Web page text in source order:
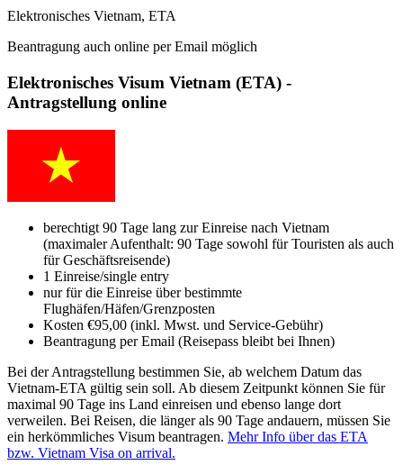
Elektronisches Vietnam, ETA
Beantragung auch online per Email möglich
Elektronisches Visum Vietnam (ETA) -
Antragstellung online
berechtigt 90 Tage lang zur Einreise nach Vietnam
(maximaler Aufenthalt: 90 Tage sowohl für Touristen als auch
für Geschäftsreisende)
1 Einreise/single entry
nur für die Einreise über bestimmte
Flughäfen/Häfen/Grenzposten
Kosten €95,00 (inkl. Mwst. und Service-Gebühr)
Beantragung per Email (Reisepass bleibt bei Ihnen)
Bei der Antragstellung bestimmen Sie, ab welchem Datum das
Vietnam-ETA gültig sein soll. Ab diesem Zeitpunkt können Sie für
maximal 90 Tage ins Land einreisen und ebenso lange dort
verweilen. Bei Reisen, die länger als 90 Tage andauern, müssen Sie
ein herkömmliches Visum beantragen. Mehr Info über das ETA
bzw. Vietnam Visa on arrival.